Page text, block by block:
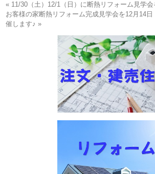
« 11/30（土）12/1（日）に断熱リフォーム見学
お客様の家断熱リフォーム完成見学会を12月14
催します♪ »